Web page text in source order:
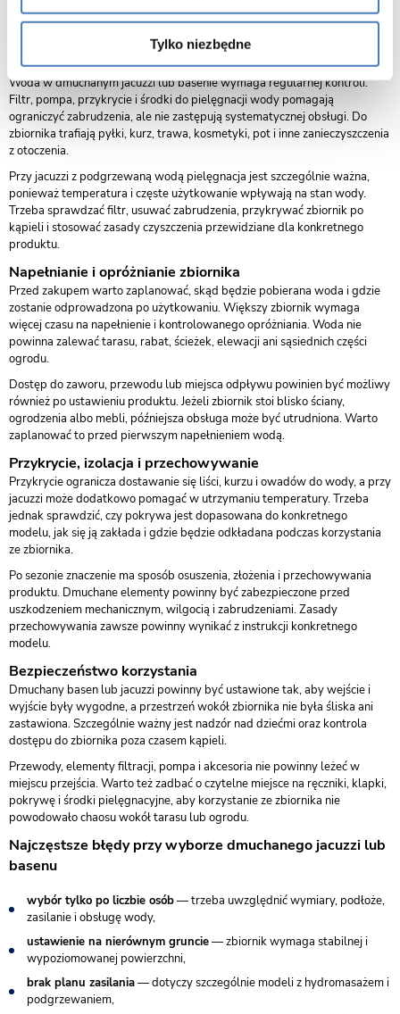
Tylko niezbędne
panelu, możliwość odłączenia urządzenia oraz ochrona elementów
technicznych przed wodą i zabrudzeniami.
Filtracja i pielęgnacja wody
Woda w dmuchanym jacuzzi lub basenie wymaga regularnej kontroli.
Filtr, pompa, przykrycie i środki do pielęgnacji wody pomagają
ograniczyć zabrudzenia, ale nie zastępują systematycznej obsługi. Do
zbiornika trafiają pyłki, kurz, trawa, kosmetyki, pot i inne zanieczyszczenia
z otoczenia.
Przy jacuzzi z podgrzewaną wodą pielęgnacja jest szczególnie ważna,
ponieważ temperatura i częste użytkowanie wpływają na stan wody.
Trzeba sprawdzać filtr, usuwać zabrudzenia, przykrywać zbiornik po
kąpieli i stosować zasady czyszczenia przewidziane dla konkretnego
produktu.
Napełnianie i opróżnianie zbiornika
Przed zakupem warto zaplanować, skąd będzie pobierana woda i gdzie
zostanie odprowadzona po użytkowaniu. Większy zbiornik wymaga
więcej czasu na napełnienie i kontrolowanego opróżniania. Woda nie
powinna zalewać tarasu, rabat, ścieżek, elewacji ani sąsiednich części
ogrodu.
Dostęp do zaworu, przewodu lub miejsca odpływu powinien być możliwy
również po ustawieniu produktu. Jeżeli zbiornik stoi blisko ściany,
ogrodzenia albo mebli, późniejsza obsługa może być utrudniona. Warto
zaplanować to przed pierwszym napełnieniem wodą.
Przykrycie, izolacja i przechowywanie
Przykrycie ogranicza dostawanie się liści, kurzu i owadów do wody, a przy
jacuzzi może dodatkowo pomagać w utrzymaniu temperatury. Trzeba
jednak sprawdzić, czy pokrywa jest dopasowana do konkretnego
modelu, jak się ją zakłada i gdzie będzie odkładana podczas korzystania
ze zbiornika.
Po sezonie znaczenie ma sposób osuszenia, złożenia i przechowywania
produktu. Dmuchane elementy powinny być zabezpieczone przed
uszkodzeniem mechanicznym, wilgocią i zabrudzeniami. Zasady
przechowywania zawsze powinny wynikać z instrukcji konkretnego
modelu.
Bezpieczeństwo korzystania
Dmuchany basen lub jacuzzi powinny być ustawione tak, aby wejście i
wyjście były wygodne, a przestrzeń wokół zbiornika nie była śliska ani
zastawiona. Szczególnie ważny jest nadzór nad dziećmi oraz kontrola
dostępu do zbiornika poza czasem kąpieli.
Przewody, elementy filtracji, pompa i akcesoria nie powinny leżeć w
miejscu przejścia. Warto też zadbać o czytelne miejsce na ręczniki, klapki,
pokrywę i środki pielęgnacyjne, aby korzystanie ze zbiornika nie
powodowało chaosu wokół tarasu lub ogrodu.
Najczęstsze błędy przy wyborze dmuchanego jacuzzi lub
basenu
wybór tylko po liczbie osób— trzeba uwzględnić wymiary, podłoże,
zasilanie i obsługę wody,
ustawienie na nierównym gruncie— zbiornik wymaga stabilnej i
wypoziomowanej powierzchni,
brak planu zasilania— dotyczy szczególnie modeli z hydromasażem i
podgrzewaniem,